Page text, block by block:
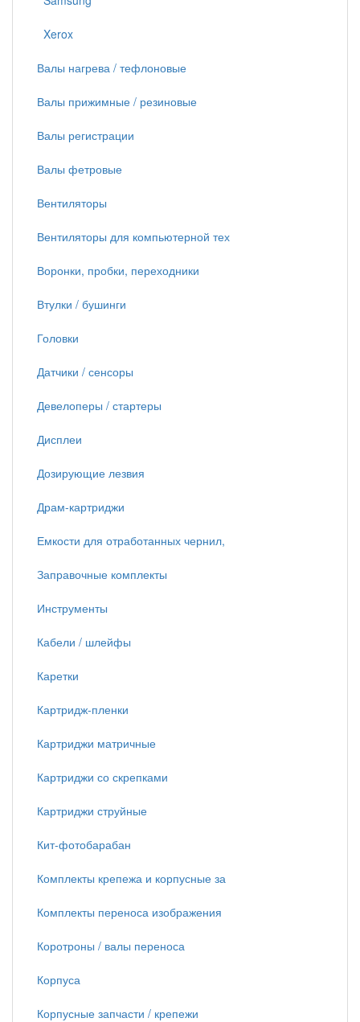
Xerox
Валы нагрева / тефлоновые
Валы прижимные / резиновые
Валы регистрации
Валы фетровые
Вентиляторы
Вентиляторы для компьютерной тех
Воронки, пробки, переходники
Втулки / бушинги
Головки
Датчики / сенсоры
Девелоперы / стартеры
Дисплеи
Дозирующие лезвия
Драм-картриджи
Емкости для отработанных чернил,
Заправочные комплекты
Инструменты
Кабели / шлейфы
Каретки
Картридж-пленки
Картриджи матричные
Картриджи со скрепками
Картриджи струйные
Кит-фотобарабан
Комплекты крепежа и корпусные за
Комплекты переноса изображения
Коротроны / валы переноса
Корпуса
Корпусные запчасти / крепежи